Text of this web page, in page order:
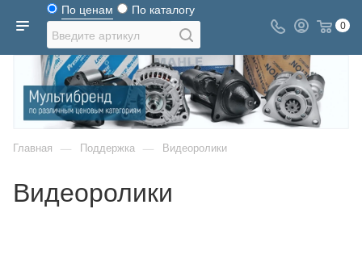
По ценам По каталогу
0
Главная — Поддержка — Видеоролики
Видеоролики